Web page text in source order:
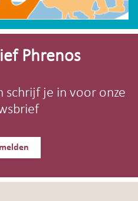
Phrenos
schrijf je in voor onze